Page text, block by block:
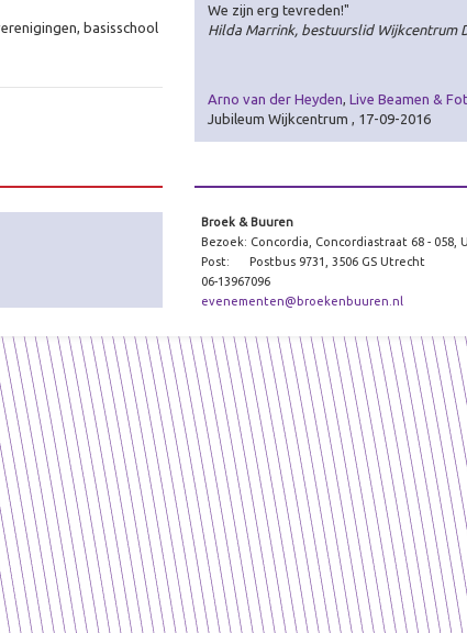
basisschool
We zijn erg tevreden!"
Hilda Marrink, bestuurslid Wijkcentrum
Arno van der Heyden,Live Beamen &
Jubileum Wijkcentrum , 17-09-2016
Broek & Buuren
Bezoek: Concordia, Concordiastraat 68 - 058,
Post: Postbus 9731, 3506 GS Utrecht
06-13967096
evenementen@broekenbuuren.nl